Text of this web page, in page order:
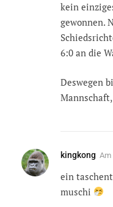
kein
gewonnen.
6:0 an die
Deswegen
kingkong Am
ein
muschi